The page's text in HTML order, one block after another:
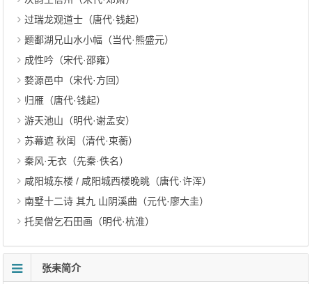
过瑞龙观道士（唐代·钱起）
题鄱湖兄山水小幅（当代·熊盛元）
成性吟（宋代·邵雍）
婺源邑中（宋代·方回）
归雁（唐代·钱起）
游天池山（明代·谢孟安）
苏幕遮 秋闺（清代·束蘅）
秦风·无衣（先秦·佚名）
咸阳城东楼 / 咸阳城西楼晚眺（唐代·许浑）
南墅十二诗 其九 山阴溪曲（元代·廖大圭）
托吴僧乞石田画（明代·杭淮）
张耒简介